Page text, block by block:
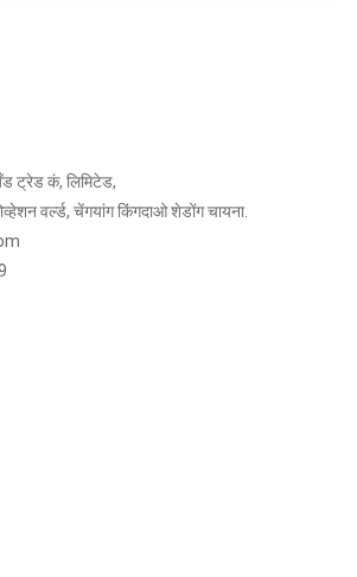
ट्रेड कं, लिमिटेड,
वर्ल्ड, चेंगयांग किंगदाओ शेडोंग चायना.